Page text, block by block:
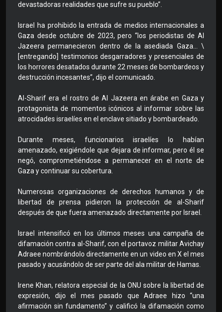
devastadoras realidades que sufre su pueblo”.
Israel ha prohibido la entrada de medios internacionales a
Gaza desde octubre de 2023, pero “los periodistas de Al
Jazeera permanecieron dentro de la asediada Gaza… \
[entregando] testimonios desgarradores y presenciales de
los horrores desatados durante 22 meses de bombardeos y
destrucción incesantes”, dijo el comunicado.
Al-Sharif era el rostro de Al Jazeera en árabe en Gaza y
protagonista de momentos icónicos al informar sobre las
atrocidades israelíes en el enclave sitiado y bombardeado.
Durante meses, funcionarios israelíes lo habían
amenazado, exigiéndole que dejara de informar, pero él se
negó, comprometiéndose a permanecer en el norte de
Gaza y continuar su cobertura.
Numerosas organizaciones de derechos humanos y de
libertad de prensa pidieron la protección de al-Sharif
después de que fuera amenazado directamente por Israel.
Israel intensificó en los últimos meses una campaña de
difamación contra al-Sharif, con el portavoz militar Avichay
Adraee nombrándolo directamente en un video en X el mes
pasado y acusándolo de ser parte del ala militar de Hamas.
Irene Khan, relatora especial de la ONU sobre la libertad de
expresión, dijo el mes pasado que Adraee hizo “una
afirmación sin fundamento” y calificó la difamación como